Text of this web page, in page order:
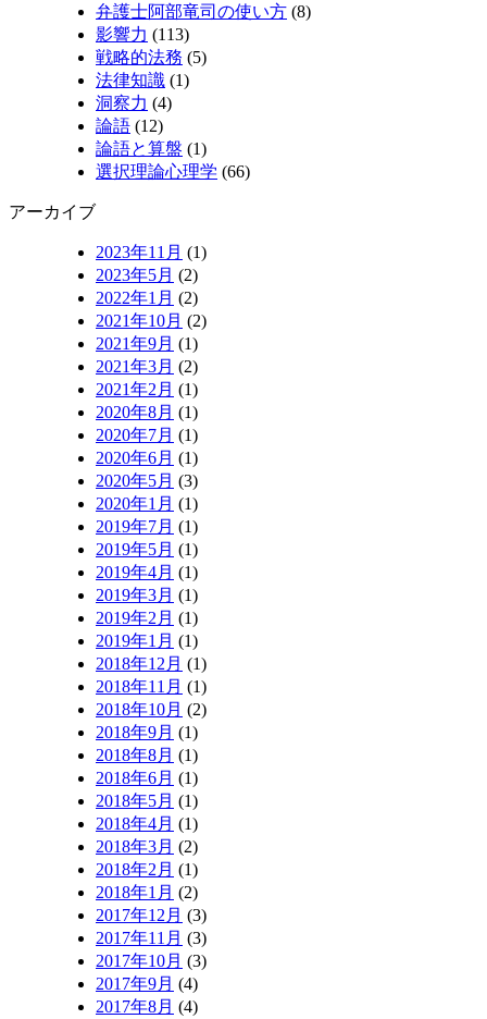
弁護士阿部竜司の使い方 (8)
影響力 (113)
戦略的法務 (5)
法律知識 (1)
洞察力 (4)
論語 (12)
論語と算盤 (1)
選択理論心理学 (66)
アーカイブ
2023年11月 (1)
2023年5月 (2)
2022年1月 (2)
2021年10月 (2)
2021年9月 (1)
2021年3月 (2)
2021年2月 (1)
2020年8月 (1)
2020年7月 (1)
2020年6月 (1)
2020年5月 (3)
2020年1月 (1)
2019年7月 (1)
2019年5月 (1)
2019年4月 (1)
2019年3月 (1)
2019年2月 (1)
2019年1月 (1)
2018年12月 (1)
2018年11月 (1)
2018年10月 (2)
2018年9月 (1)
2018年8月 (1)
2018年6月 (1)
2018年5月 (1)
2018年4月 (1)
2018年3月 (2)
2018年2月 (1)
2018年1月 (2)
2017年12月 (3)
2017年11月 (3)
2017年10月 (3)
2017年9月 (4)
2017年8月 (4)